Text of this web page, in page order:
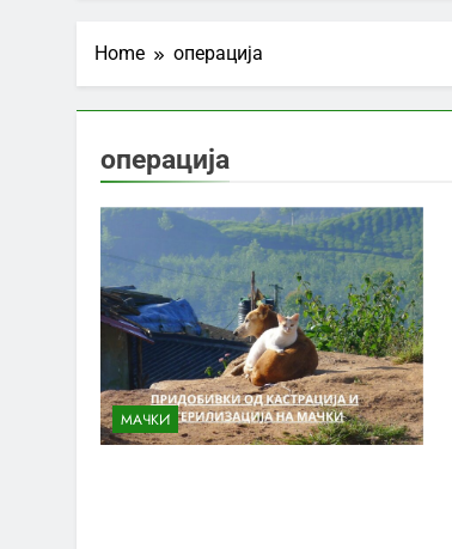
Home операција
операција
МАЧКИ